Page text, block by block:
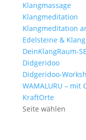
Klangmassage
Klangmeditation
Klangmeditation
Edelsteine & Klang
DeinKlangRaum-
Didgeridoo
Didgeridoo-
WAMALURU –
KraftOrte
Seite wählen